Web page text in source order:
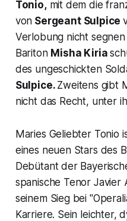
Tonio,mit dem die
von Sergeant Sulpice
Verlobung nicht
Bariton Misha Kiria
des ungeschickten
Sulpice. Zweitens gibt
nicht das Recht, unter
Maries Geliebter Tonio
eines neuen Stars des
Debütant der
spanische Tenor Javier
seinem Sieg bei
Karriere. Sein leichter,